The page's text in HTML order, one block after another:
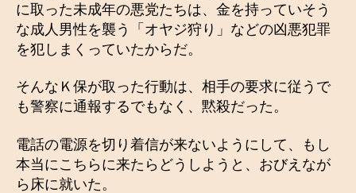
に取った未成年の悪党たちは、金を持っていそう
な成人男性を襲う「オヤジ狩り」などの凶悪犯罪
を犯しまくっていたからだ。
そんなＫ保が取った行動は、相手の要求に従うで
も警察に通報するでもなく、黙殺だった。
電話の電源を切り着信が来ないようにして、もし
本当にこちらに来たらどうしようと、おびえなが
ら床に就いた。